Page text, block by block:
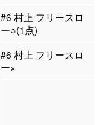
#6 村上 フリースロ
ー○(1点)
#6 村上 フリースロ
ー×